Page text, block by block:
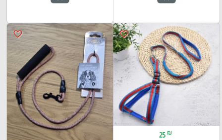
favorite_border
25 ₪
favorite_border